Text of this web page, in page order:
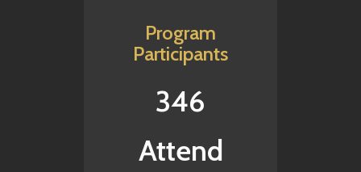
Program
Participants
346
Attend